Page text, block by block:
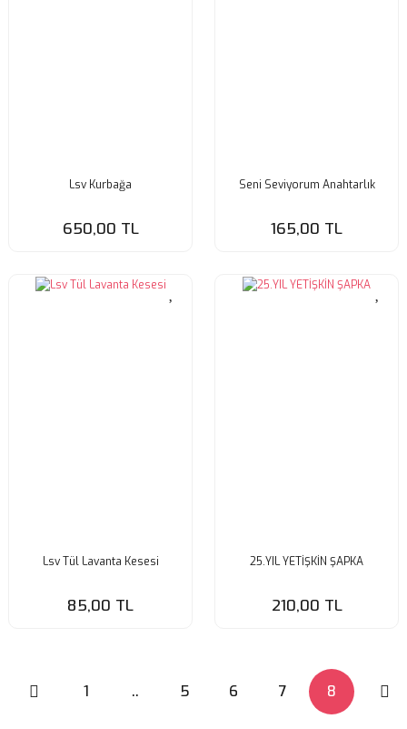
Lsv Kurbağa
650,00 TL
Seni Seviyorum Anahtarlık
165,00 TL
Lsv Tül Lavanta Kesesi
85,00 TL
25.YIL YETİŞKİN ŞAPKA
210,00 TL
1 .. 5 6 7 8